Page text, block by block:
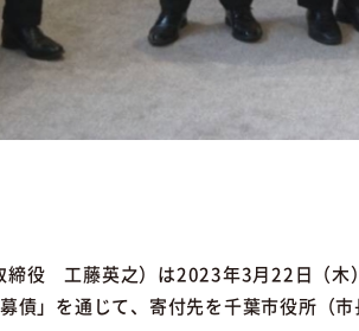
締役 工藤英之）は2023年3月22日（木
募債」を通じて、寄付先を千葉市役所（